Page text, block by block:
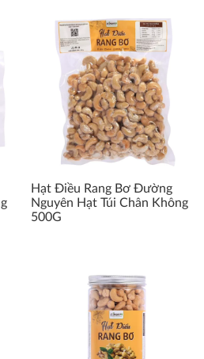
Hạt Điều Rang Bơ Đường
Nguyên Hạt Túi Chân Không
500G